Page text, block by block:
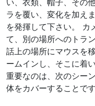
い、衣類、帽子、その
ラを覆い、変化を加え
を発揮して下さい。 カ
て、別の場所へのトラ
話上の場所にマウスを
ームインし、そこに着
重要なのは、次のシー
体をカバーすることです